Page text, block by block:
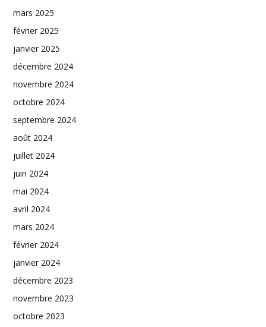
mars 2025
février 2025
janvier 2025
décembre 2024
novembre 2024
octobre 2024
septembre 2024
août 2024
juillet 2024
juin 2024
mai 2024
avril 2024
mars 2024
février 2024
janvier 2024
décembre 2023
novembre 2023
octobre 2023